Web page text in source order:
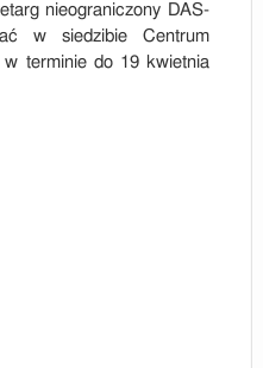
nieograniczony DAS-
w siedzibie Centrum
terminie do 19 kwietnia